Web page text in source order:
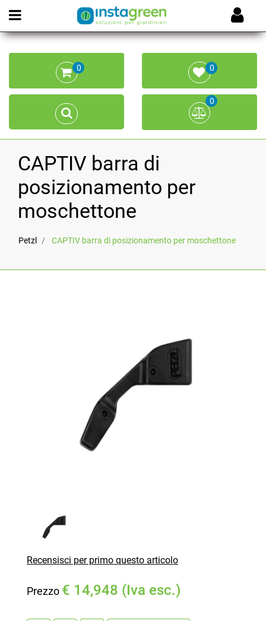
Open menu
0 0
0
CAPTIV barra di
posizionamento per
moschettone
Petzl CAPTIV barra di posizionamento per moschettone
Recensisci per primo questo articolo
Prezzo € 14,948 (Iva esc.)